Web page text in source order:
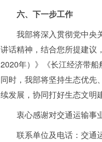
六、下一步工作
我部将深入贯彻党中央
讲话精神，结合您所提建议
2020年）》《长江经济带
同时，我部将坚持生态优先
续发展，协同打好生态文明
衷心感谢对交通运输事
联系单位及电话：交通